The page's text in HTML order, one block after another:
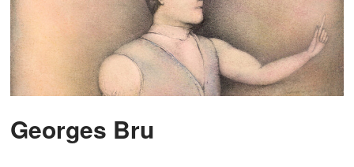
Georges Bru